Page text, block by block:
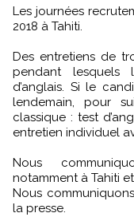
Les journées
2018 à Tahiti.
Des entretiens de
pendant lesquels
d’anglais. Si le
lendemain, pour
classique : test
entretien individuel
Nous
notamment à Tahiti
Nous
la presse.